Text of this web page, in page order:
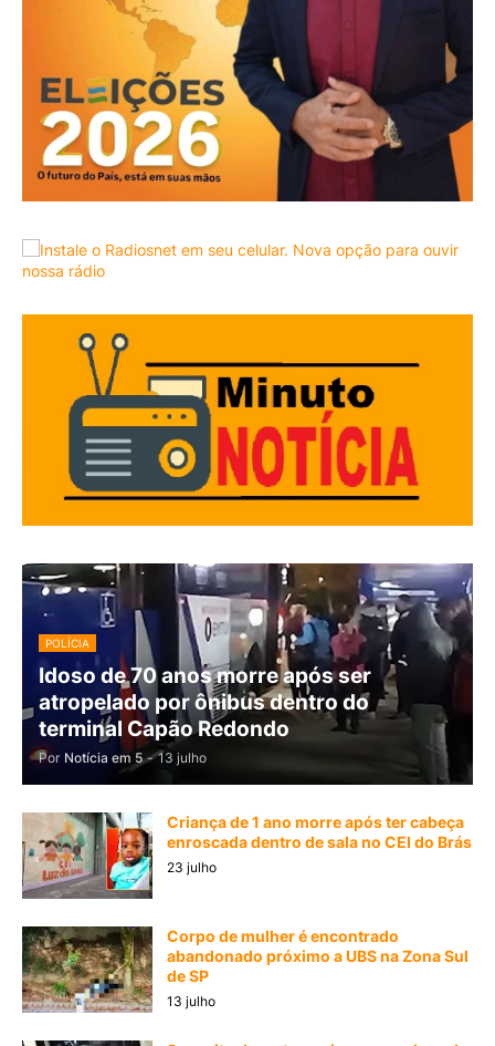
POLÍCIA
Idoso de 70 anos morre após ser
atropelado por ônibus dentro do
terminal Capão Redondo
Por Notícia em 5 - 13 julho
Criança de 1 ano morre após ter cabeça
enroscada dentro de sala no CEI do Brás
23 julho
Corpo de mulher é encontrado
abandonado próximo a UBS na Zona Sul
de SP
13 julho